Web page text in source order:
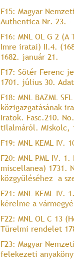
F15: Magyar
Authentica Nr. 23.
F16: MNL OL G 2
Imre iratai) II.4.
1682. január 21.
F17: Sőtér Ferenc
1701. július 30.
F18: MNL BAZML
közigazgatásának
Iratok. Fasc.210.
tilalmáról. Miskolc,
F19: MNL KEML
F20: MNL PML IV.
miscellanea) 1731.
közgyűléséhez a
F21: MNL KEML
kérelme a
F22: MNL OL C 13
Türelmi rendelet
F23: Magyar
felekezeti